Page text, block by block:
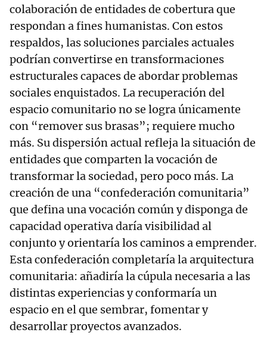
colaboración de entidades de cobertura que
respondan a fines humanistas. Con estos
respaldos, las soluciones parciales actuales
podrían convertirse en transformaciones
estructurales capaces de abordar problemas
sociales enquistados. La recuperación del
espacio comunitario no se logra únicamente
con “remover sus brasas”; requiere mucho
más. Su dispersión actual refleja la situación de
entidades que comparten la vocación de
transformar la sociedad, pero poco más. La
creación de una “confederación comunitaria”
que defina una vocación común y disponga de
capacidad operativa daría visibilidad al
conjunto y orientaría los caminos a emprender.
Esta confederación completaría la arquitectura
comunitaria: añadiría la cúpula necesaria a las
distintas experiencias y conformaría un
espacio en el que sembrar, fomentar y
desarrollar proyectos avanzados.